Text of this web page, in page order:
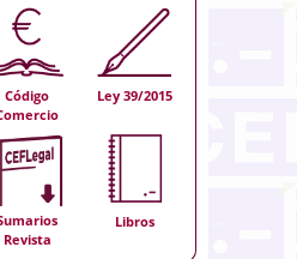
Código
Ley 39/2015
Revista
Libros